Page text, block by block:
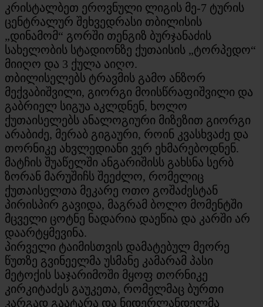
კრისტალბეთ ეროვნული ლიგის მე-7 ტურის
ცენტრალურ შეხვედრასი თბილისის
„დინამომ“ გორში თენგიზ ბურჯანაძის
სახელობის სტადიონზე ქუთაისის „ტორპედო“
მიიღო და 3 ქულა აიღო.
თბილისელებს ტრავმის გამო ანზორ
მექვაბიშვილი, გიორგი მოისწრაფიშვილი და
გაბრიელ სიგუა აკლდნენ, ხოლო
ქუთაისელებს ანალოგიური მიზეზით გიორგი
არაბიძე, მერაბ გიგაური, როინ კვასხვაძე და
თორნიკე ახვლედიანი ვერ ეხმარებოდნენ.
მატჩის შუაწელში ანგარიშისს გახსნა სერბ
ზორან მარუშიჩს შეეძლო, რომელიც
ქუთაისელთა მეკარე ოთო გოშაძესტან
პირისპირ გავიდა, მაგრამ ბოლო მომენტში
მცველი ცოტნე ნადარია დაეწია და კარში არ
დაარტყმევინა.
პირველი ტაიმისთვის დამატებულ მეორე
წუთზე გვინეელმა უსმანე კამარამ პასი
მეტოქის საჯარიმოში მყოფ თორნიკე
კირკიტაძეს გაუკეთა, რომელმაც ბურთი
კარგად გაატარა და ნიდერლანდელმა